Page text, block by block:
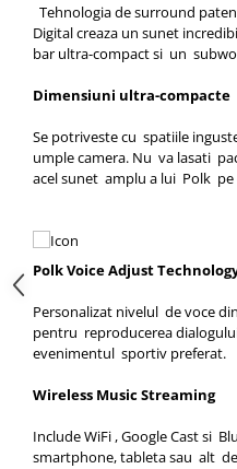
Tehnologia de surround
Digital creaza un sunet
bar ultra-compact si un
Dimensiuni ultra-compacte
Se potriveste cu spatiile
umple camera. Nu va lasati
acel sunet amplu a lui Polk
Polk Voice Adjust
Personalizat nivelul de voce
pentru reproducerea
evenimentul sportiv preferat.
Wireless Music Streaming
Include WiFi , Google Cast si
smartphone, tableta sau alt